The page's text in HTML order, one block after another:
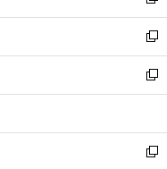
開
く
ウ
で
開
く
ン
ド
ウ
で
開
ウ
ィ
ン
ド
ウ
開
く
し
い
ウ
ィ
ン
ウ
で
新
し
い
ウ
ン
ド
新
し
ウ
ィ
新